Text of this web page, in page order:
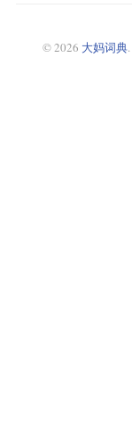
© 2026 大妈词典.